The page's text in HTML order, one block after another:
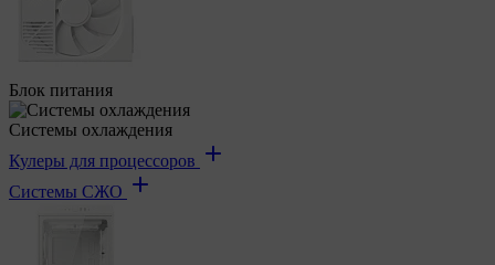
Блок питания
Системы охлаждения
Кулеры для процессоров
Системы СЖО